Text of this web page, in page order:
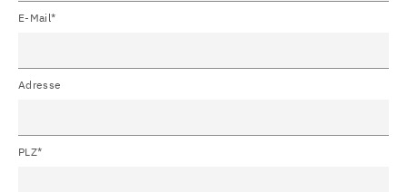
E-Mail*
Adresse
PLZ*